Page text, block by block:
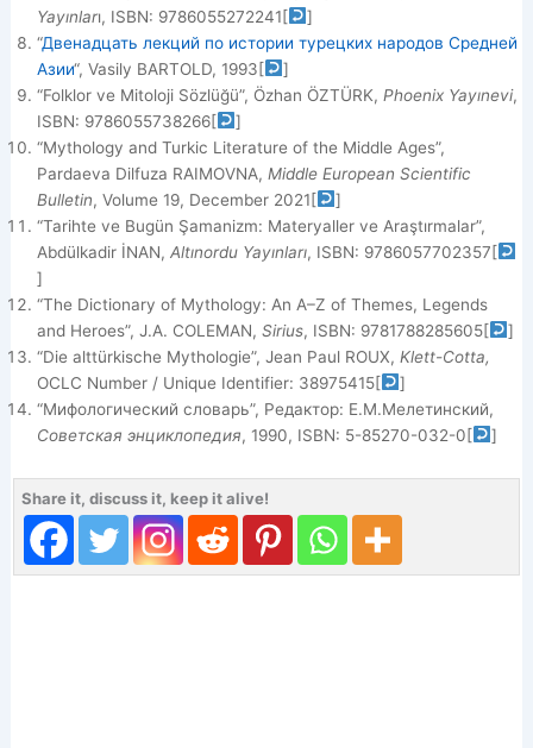
Yayınları, ISBN: 9786055272241[
]
“Двенадцать лекций по истории турецких народов Средней
Азии“, Vasily BARTOLD, 1993[
]
“Folklor ve Mitoloji Sözlüğü”, Özhan ÖZTÜRK,Phoenix Yayınevi,
ISBN: 9786055738266[
]
“Mythology and Turkic Literature of the Middle Ages”,
Pardaeva Dilfuza RAIMOVNA,Middle European Scientific
Bulletin, Volume 19, December 2021[
]
“Tarihte ve Bugün Şamanizm: Materyaller ve Araştırmalar”,
Abdülkadir İNAN,Altınordu Yayınları, ISBN: 9786057702357[
]
“The Dictionary of Mythology: An A–Z of Themes, Legends
and Heroes”, J.A. COLEMAN,Sirius, ISBN: 9781788285605[
]
“Die alttürkische Mythologie”, Jean Paul ROUX,Klett-Cotta,
OCLC Number / Unique Identifier: 38975415[
]
“Мифологический словарь”, Редактор: Е.М.Мелетинский,
Советская энциклопедия, 1990, ISBN: 5-85270-032-0[ ]
Share it, discuss it, keep it alive!